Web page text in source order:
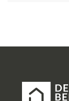
derhalve